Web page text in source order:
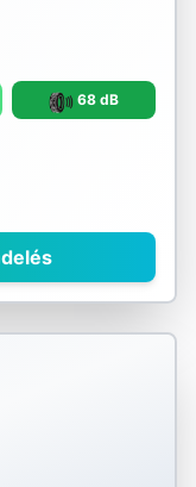
68 dB